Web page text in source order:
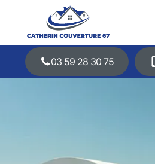
03 59 28 30 75